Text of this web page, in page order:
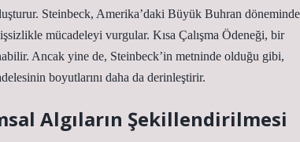
Steinbeck, Amerika’daki Büyük Buhran döneminde
mücadeleyi vurgular. Kısa Çalışma Ödeneği, bir
Ancak yine de, Steinbeck’in metninde olduğu gibi,
boyutlarını daha da derinleştirir.
Algıların Şekillendirilmesi